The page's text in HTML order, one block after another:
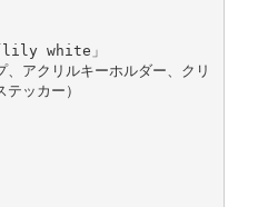
「lily white」
、アクリルキーホルダー、クリ
ッカー）